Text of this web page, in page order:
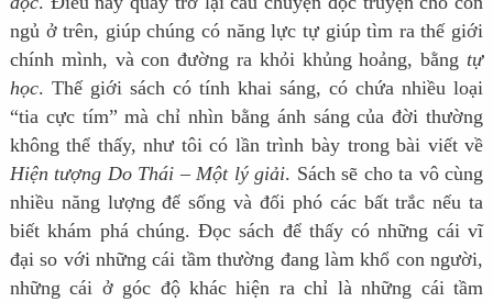
ngủ ở trên, giúp chúng có năng lực tự giúp tìm ra thế giới
chính mình, và con đường ra khỏi khủng hoảng, bằng tự
học. Thế giới sách có tính khai sáng, có chứa nhiều loại
“tia cực tím” mà chỉ nhìn bằng ánh sáng của đời thường
không thể thấy, như tôi có lần trình bày trong bài viết về
Hiện tượng Do Thái – Một lý giải. Sách sẽ cho ta vô cùng
nhiều năng lượng để sống và đối phó các bất trắc nếu ta
biết khám phá chúng. Đọc sách để thấy có những cái vĩ
đại so với những cái tầm thường đang làm khổ con người,
những cái ở góc độ khác hiện ra chỉ là những cái tầm